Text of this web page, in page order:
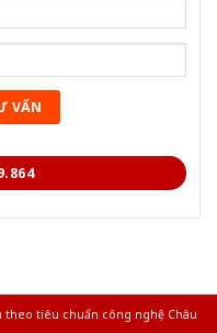
tiêu chuẩn công nghệ Châu